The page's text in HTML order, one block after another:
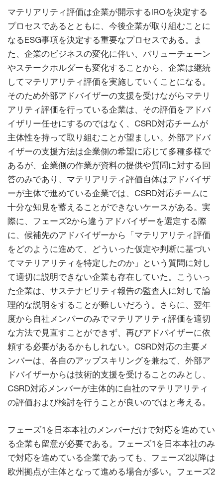
マテリアリティ評価は企業が開示するIROを決定する
プロセスであるとともに、今後企業が取り組むことに
なるESG事項を決定する重要なプロセスである。ま
た、企業のビジネスの変化に伴い、バリューチェーン
やステークホルダーも変化することから、企業は継続
してマテリアリティ評価を実施していくことになる。
そのため外部アドバイザーの支援を受けながらマテリ
アリティ評価を行っている企業は、その評価をアドバ
イザリー任せにするのではなく、CSRD対応チームが
主体性を持って取り組むことが望ましい。外部アドバ
イザーの支援方法は企業側の希望に応じて多種多様で
あるが、企業側の作業が資料の提供や質問に対する回
答のみであり、マテリアリティ評価自体はアドバイザ
ーが主体で進めている企業では、CSRD対応チームに
十分な知見を蓄えることができないケースがある。実
際に、フェーズ2から違うアドバイザーを選定する際
に、候補先のアドバイザーから「マテリアリティ評価
をどのように進めて、どういった仮定や判断に基づい
てマテリアリティを特定したのか」という質問に対し
て適切に説明できない企業も存在していた。こういっ
た企業は、サステナビリティ報告の監査人に対して論
理的な説明をすることが難しいだろう。さらに、翌年
度から自社メンバーのみでマテリアリティ評価を適切
な方法で見直すことができず、再びアドバイザーに依
頼する必要があるかもしれない。CSRD対応の主要メ
ンバーは、各自のアップスキリングを兼ねて、外部ア
ドバイザーからは技術的支援を受けることのみとし、
CSRD対応メンバーが主体的に自社のマテリアリティ
の評価および検討を行うことが良いのではと考える。
フェーズ1を日本本社のメンバーだけで対応を進めてい
る企業も留意が必要である。フェーズ1を日本本社のみ
で対応を進めている企業であっても、フェーズ2以降は
欧州拠点が主体となって進める場合が多い。フェーズ2